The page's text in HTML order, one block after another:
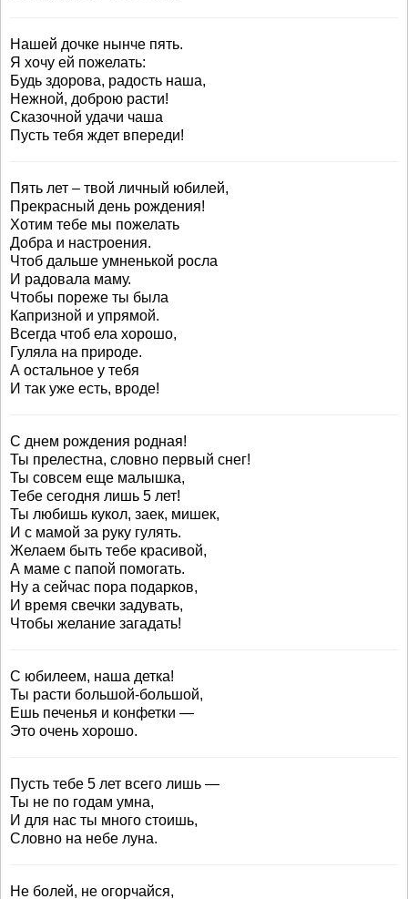
Нашей дочке нынче пять.
Я хочу ей пожелать:
Будь здорова, радость наша,
Нежной, доброю расти!
Сказочной удачи чаша
Пусть тебя ждет впереди!
Пять лет – твой личный юбилей,
Прекрасный день рождения!
Хотим тебе мы пожелать
Добра и настроения.
Чтоб дальше умненькой росла
И радовала маму.
Чтобы пореже ты была
Капризной и упрямой.
Всегда чтоб ела хорошо,
Гуляла на природе.
А остальное у тебя
И так уже есть, вроде!
С днем рождения родная!
Ты прелестна, словно первый снег!
Ты совсем еще малышка,
Тебе сегодня лишь 5 лет!
Ты любишь кукол, заек, мишек,
И с мамой за руку гулять.
Желаем быть тебе красивой,
А маме с папой помогать.
Ну а сейчас пора подарков,
И время свечки задувать,
Чтобы желание загадать!
С юбилеем, наша детка!
Ты расти большой-большой,
Ешь печенья и конфетки —
Это очень хорошо.
Пусть тебе 5 лет всего лишь —
Ты не по годам умна,
И для нас ты много стоишь,
Словно на небе луна.
Не болей, не огорчайся,